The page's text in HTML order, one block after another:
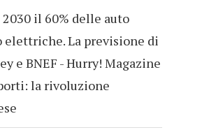
il 60% delle auto
elettriche. La previsione di
e BNEF - Hurry! Magazine
la rivoluzione